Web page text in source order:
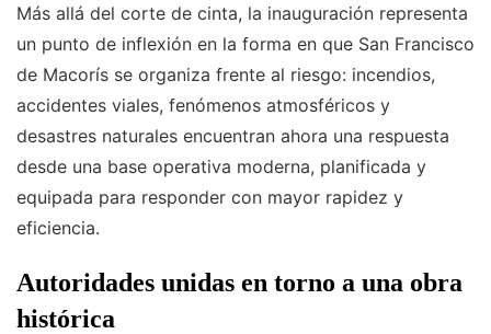
Más allá del corte de cinta, la inauguración representa
un punto de inflexión en la forma en que San Francisco
de Macorís se organiza frente al riesgo: incendios,
accidentes viales, fenómenos atmosféricos y
desastres naturales encuentran ahora una respuesta
desde una base operativa moderna, planificada y
equipada para responder con mayor rapidez y
eficiencia.
Autoridades unidas en torno a una obra
histórica